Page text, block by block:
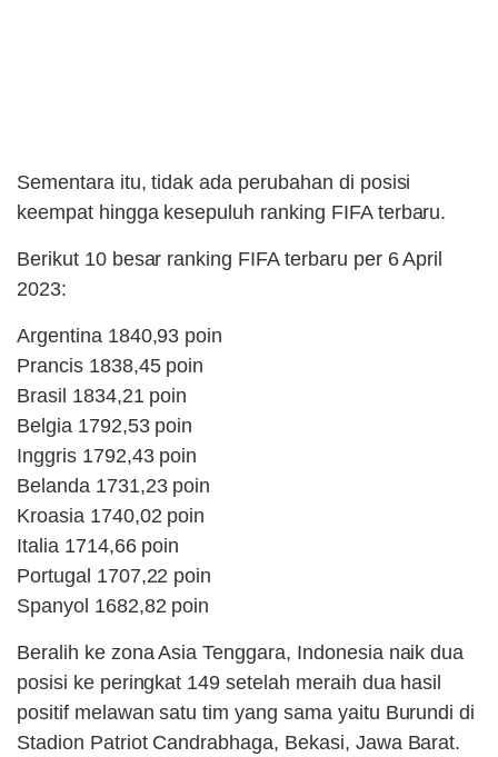
Sementara itu, tidak ada perubahan di posisi
keempat hingga kesepuluh ranking FIFA terbaru.
Berikut 10 besar ranking FIFA terbaru per 6 April
2023:
Argentina 1840,93 poin
Prancis 1838,45 poin
Brasil 1834,21 poin
Belgia 1792,53 poin
Inggris 1792,43 poin
Belanda 1731,23 poin
Kroasia 1740,02 poin
Italia 1714,66 poin
Portugal 1707,22 poin
Spanyol 1682,82 poin
Beralih ke zona Asia Tenggara, Indonesia naik dua
posisi ke peringkat 149 setelah meraih dua hasil
positif melawan satu tim yang sama yaitu Burundi di
Stadion Patriot Candrabhaga, Bekasi, Jawa Barat.